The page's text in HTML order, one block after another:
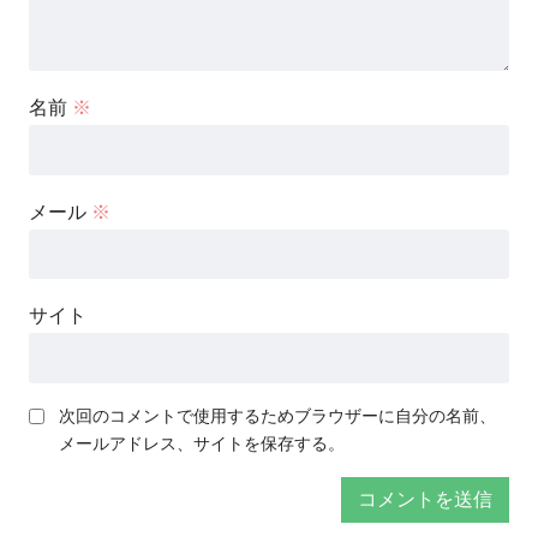
名前 ※
メール ※
サイト
次回のコメントで使用するためブラウザーに自分の名前、
メールアドレス、サイトを保存する。